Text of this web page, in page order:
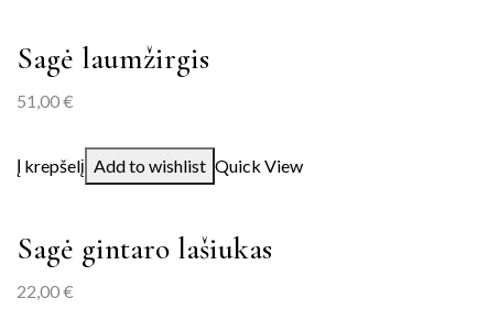
Sagė laumžirgis
51,00€
Į krepšelį Add to wishlist Quick View
Sagė gintaro lašiukas
22,00€